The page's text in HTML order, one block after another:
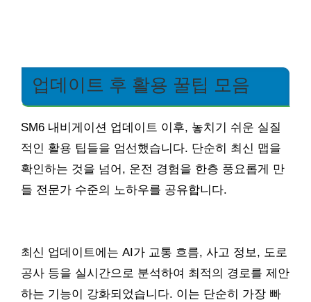
업데이트 후 활용 꿀팁 모음
SM6 내비게이션 업데이트 이후, 놓치기 쉬운 실질
적인 활용 팁들을 엄선했습니다. 단순히 최신 맵을
확인하는 것을 넘어, 운전 경험을 한층 풍요롭게 만
들 전문가 수준의 노하우를 공유합니다.
최신 업데이트에는 AI가 교통 흐름, 사고 정보, 도로
공사 등을 실시간으로 분석하여 최적의 경로를 제안
하는 기능이 강화되었습니다. 이는 단순히 가장 빠